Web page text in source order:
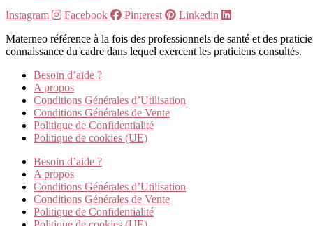
Instagram
Facebook Pinterest
Linkedin
Materneo référence à la fois des professionnels de santé et des
connaissance du cadre dans lequel exercent les praticiens consultés.
Besoin d’aide ?
A propos
Conditions Générales d’Utilisation
Conditions Générales de Vente
Politique de Confidentialité
Politique de cookies (UE)
Besoin d’aide ?
A propos
Conditions Générales d’Utilisation
Conditions Générales de Vente
Politique de Confidentialité